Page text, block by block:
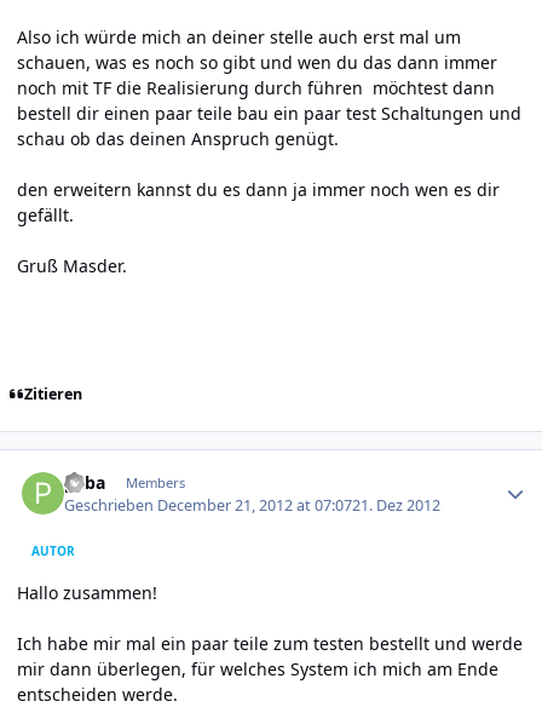
Also ich würde mich an deiner stelle auch erst mal um
schauen, was es noch so gibt und wen du das dann immer
noch mit TF die Realisierung durch führen möchtest dann
bestell dir einen paar teile bau ein paar test Schaltungen und
schau ob das deinen Anspruch genügt.
den erweitern kannst du es dann ja immer noch wen es dir
gefällt.
Gruß Masder.
Zitieren
paba Members
Geschrieben December 21, 2012 at 07:0721. Dez 2012
AUTOR
Hallo zusammen!
Ich habe mir mal ein paar teile zum testen bestellt und werde
mir dann überlegen, für welches System ich mich am Ende
entscheiden werde.